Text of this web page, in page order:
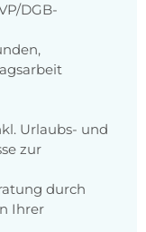
DGB-
Urlaubs- und
zur
durch
Ihrer